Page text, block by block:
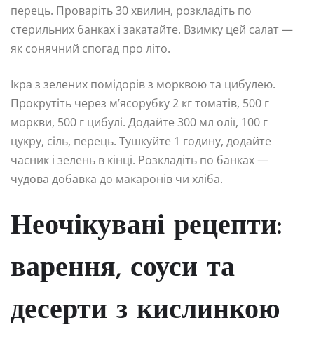
перець. Проваріть 30 хвилин, розкладіть по
стерильних банках і закатайте. Взимку цей салат —
як сонячний спогад про літо.
Ікра з зелених помідорів з морквою та цибулею.
Прокрутіть через м’ясорубку 2 кг томатів, 500 г
моркви, 500 г цибулі. Додайте 300 мл олії, 100 г
цукру, сіль, перець. Тушкуйте 1 годину, додайте
часник і зелень в кінці. Розкладіть по банках —
чудова добавка до макаронів чи хліба.
Неочікувані рецепти:
варення, соуси та
десерти з кислинкою